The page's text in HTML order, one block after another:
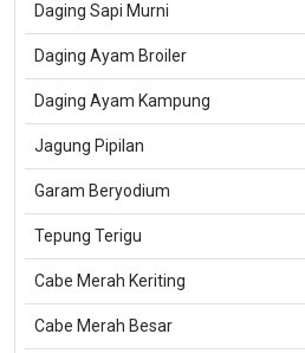
Daging Sapi Murni
Daging Ayam Broiler
Daging Ayam Kampung
Jagung Pipilan
Garam Beryodium
Tepung Terigu
Cabe Merah Keriting
Cabe Merah Besar